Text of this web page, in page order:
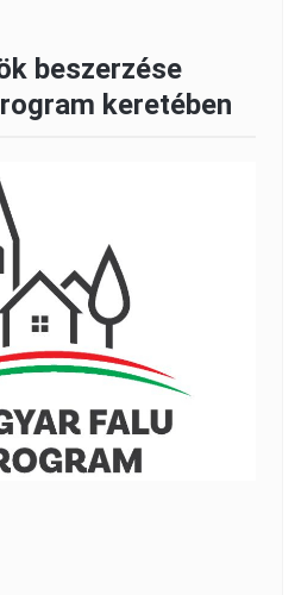
beszerzése
keretében